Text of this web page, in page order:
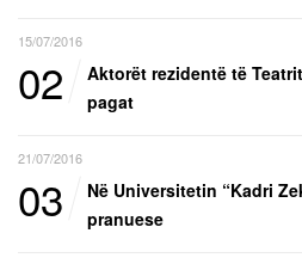
15/07/2016
02
Aktorët rezidentë të
pagat
21/07/2016
03
Në Universitetin “Kadri
pranuese